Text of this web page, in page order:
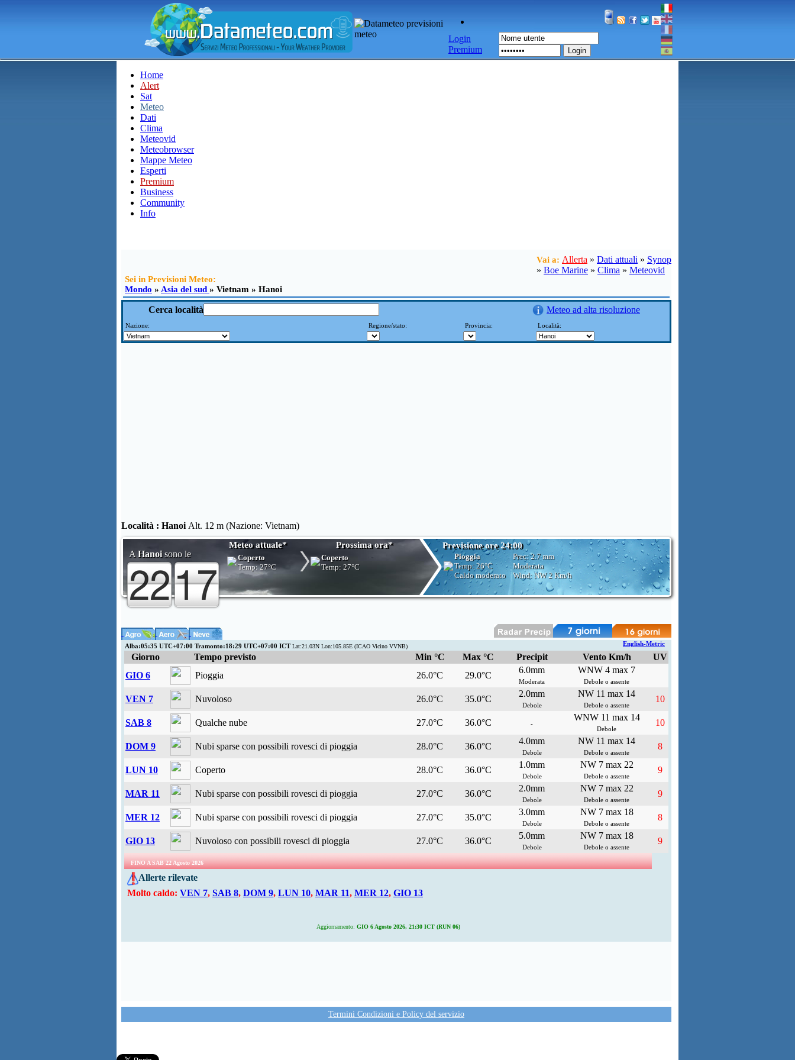
Login
Premium
Login
Home
Alert
Sat
Meteo
Dati
Clima
Meteovid
Meteobrowser
Mappe Meteo
Esperti
Premium
Business
Community
Info
Vai a: Allerta » Dati attuali » Synop
» Boe Marine » Clima » Meteovid
Sei in Previsioni Meteo:
Mondo » Asia del sud » Vietnam » Hanoi
Cerca località Meteo ad alta risoluzione
Nazione: Regione/stato: Provincia: Località:
Località : Hanoi Alt. 12 m (Nazione: Vietnam)
A Hanoisono le
Meteo attuale* Prossima ora*
Coperto
Temp:27°C
Coperto
Temp: 27°C
Previsione ore 24:00
Pioggia
Temp: 26°C
Caldo moderato
Prec:2.7 mm
Moderata
Wind: NW2 Km/h
Alba:05:35 UTC+07:00 Tramonto:18:29 UTC+07:00 ICTLat:21.03N Lon:105.85E (ICAO Vicino VVNB) English-Metric
Giorno Tempo previsto Min °C Max °C Precipit Vento Km/h
UV
GIO 6
Pioggia 26.0°C 29.0°C
6.0mm
Moderata
WNW 4 max 7
Debole o assente
VEN 7 Nuvoloso 26.0°C 35.0°C
2.0mm
Debole
NW 11 max 14
Debole o assente
10
SAB 8 Qualche nube 27.0°C 36.0°C -
WNW 11 max 14
Debole
10
DOM 9 Nubi sparse con possibili rovesci di pioggia 28.0°C 36.0°C
4.0mm
Debole
NW 11 max 14
Debole o assente
8
LUN 10 Coperto 28.0°C 36.0°C
1.0mm
Debole
NW 7 max 22
Debole o assente
9
MAR 11 Nubi sparse con possibili rovesci di pioggia 27.0°C 36.0°C
2.0mm
Debole
NW 7 max 22
Debole o assente
9
MER 12 Nubi sparse con possibili rovesci di pioggia 27.0°C 35.0°C
3.0mm
Debole
NW 7 max 18
Debole o assente
8
GIO 13 Nuvoloso con possibili rovesci di pioggia 27.0°C 36.0°C
5.0mm
Debole
NW 7 max 18
Debole o assente
9
FINO A SAB 22 Agosto 2026
Allerte rilevate
Molto caldo: VEN 7, SAB 8, DOM 9, LUN 10, MAR 11, MER 12, GIO 13
Aggiornamento: GIO 6 Agosto 2026, 21:30 ICT (RUN 06)
Termini Condizioni e Policy del servizio